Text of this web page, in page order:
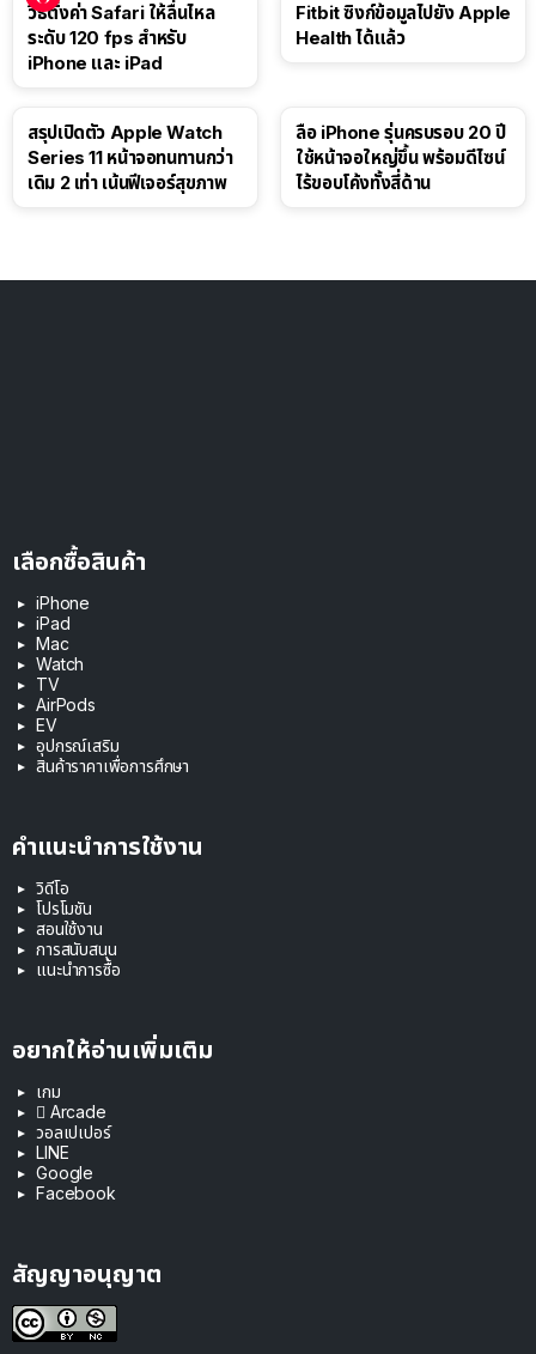
วิธีตั้งค่า Safari ให้ลื่นไหล
ระดับ 120 fps สำหรับ
iPhone และ iPad
Fitbit ซิงก์ข้อมูลไปยัง Apple
Health ได้แล้ว
สรุปเปิดตัว Apple Watch
Series 11 หน้าจอทนทานกว่า
เดิม 2 เท่า เน้นฟีเจอร์สุขภาพ
ลือ iPhone รุ่นครบรอบ 20 ปี
ใช้หน้าจอใหญ่ขึ้น พร้อมดีไซน์
ไร้ขอบโค้งทั้งสี่ด้าน
เลือกซื้อสินค้า
iPhone
iPad
Mac
Watch
TV
AirPods
EV
อุปกรณ์เสริม
สินค้าราคาเพื่อการศึกษา
คำแนะนำการใช้งาน
วิดีโอ
โปรโมชัน
สอนใช้งาน
การสนับสนุน
แนะนำการซื้อ
อยากให้อ่านเพิ่มเติม
เกม
 Arcade
วอลเปเปอร์
LINE
Google
Facebook
สัญญาอนุญาต